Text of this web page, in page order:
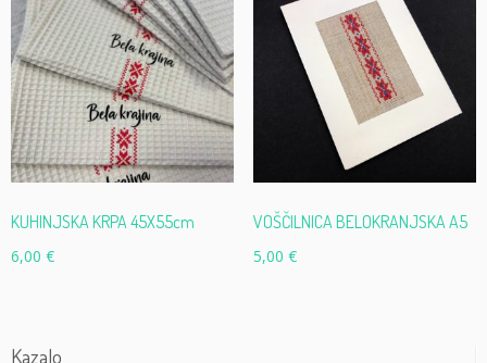
KUHINJSKA KRPA 45X55cm
6,00 €
VOŠČILNICA BELOKRANJSKA A5
5,00 €
Kazalo